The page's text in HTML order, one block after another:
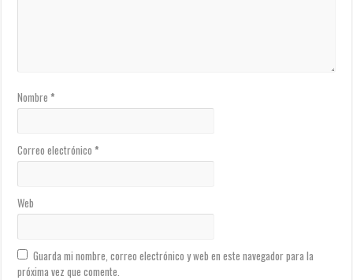
Nombre*
Correo electrónico*
Web
Guarda mi nombre, correo electrónico y web en este navegador para la
próxima vez que comente.